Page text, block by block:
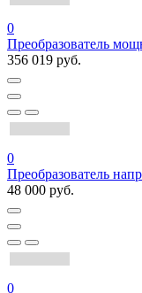
0
Преобразователь
356 019 руб.
0
Преобразователь
48 000 руб.
0